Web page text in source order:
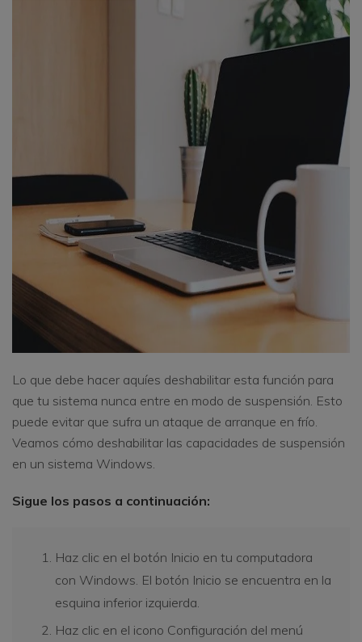
Lo que debe hacer aquíes deshabilitar esta función para
que tu sistema nunca entre en modo de suspensión. Esto
puede evitar que sufra un ataque de arranque en frío.
Veamos cómo deshabilitar las capacidades de suspensión
en un sistema Windows.
Sigue los pasos a continuación:
Haz clic en el botón Inicio en tu computadora
con Windows. El botón Inicio se encuentra en la
esquina inferior izquierda.
Haz clic en el icono Configuración del menú